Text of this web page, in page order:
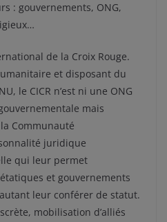
: gouvernements, ONG,
de la Croix Rouge.
et disposant du
le CICR n’est ni une ONG
mais
Communauté
juridique
qui leur permet
et gouvernements
leur conférer de statut.
mobilisation d’alliés